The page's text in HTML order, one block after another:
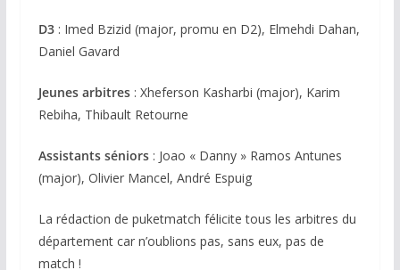
D3: Imed Bzizid (major, promu en D2), Elmehdi Dahan,
Daniel Gavard
Jeunes arbitres: Xheferson Kasharbi (major), Karim
Rebiha, Thibault Retourne
Assistants séniors: Joao « Danny » Ramos Antunes
(major), Olivier Mancel, André Espuig
La rédaction de puketmatch félicite tous les arbitres du
département car n’oublions pas, sans eux, pas de
match !